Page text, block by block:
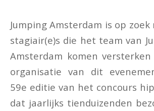
Jumping Amsterdam is op zoek
stagiair(e)s die het team van
Amsterdam komen
organisatie van dit
59e editie van het concours
dat jaarlijks tienduizenden